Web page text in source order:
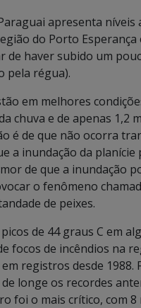
apresenta níveis
do Porto Esperança
haver subido um
pela régua).
em melhores
chuva e de apenas 1,2
é de que não ocorra
a inundação da
de que a inundação
o fenômeno
de peixes.
de 44 graus C em
focos de incêndios na
registros desde 1988.
longe os recordes
foi o mais crítico, com 8